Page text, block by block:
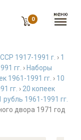
0
1917-1991 г. › 1
гг. › Наборы
1961-1991 гг. › 10
гг. › 20 копеек
рубль 1961-1991 гг.
двора 1971 год